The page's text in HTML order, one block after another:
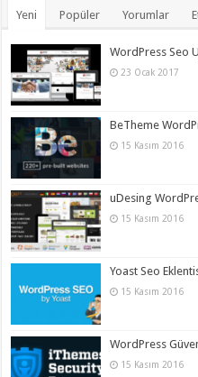
Yeni Popüler Yorumlar
WordPress Seo
23 Ocak 2017
BeTheme
15 Kasım 2016
uDesing
15 Kasım 2016
Yoast Seo
15 Kasım 2016
WordPress
15 Kasım 2016